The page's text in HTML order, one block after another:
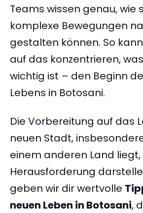
Teams wissen genau, wie
komplexe Bewegungen
gestalten können. So
auf das konzentrieren,
wichtig ist – den Beginn
Lebens in Botosani.
Die Vorbereitung auf das
neuen Stadt,
einem anderen Land
Herausforderung
geben wir dir wertvolle
neuen Leben in Botosani,